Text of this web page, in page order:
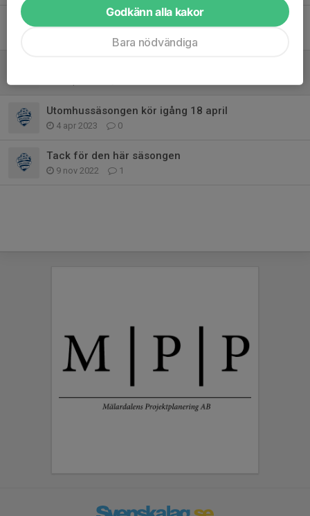
Knatteserien P16 2023, 7 maj
Utomhussäsongen kör igång 18 april
4 apr 2023 0
Tack för den här säsongen
9 nov 2022 1
Godkänn alla kakor
Bara nödvändiga